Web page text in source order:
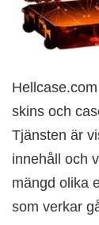
skins och
Tjänsten är
innehåll och
mängd olika
som verkar